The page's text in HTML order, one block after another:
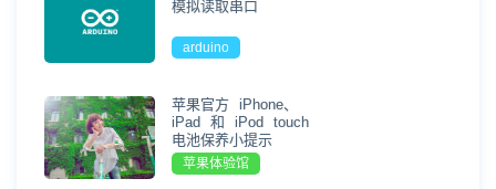
模拟读取串口
arduino
苹果官方 iPhone、
iPad 和 iPod touch
电池保养小提示
苹果体验馆